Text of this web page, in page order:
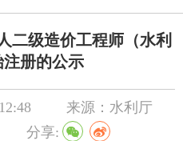
二级造价工程师（水利
册的公示
来源：水利厅
分享: